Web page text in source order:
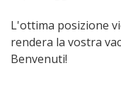
L'ottima posizione
rendera la vostra
Benvenuti!